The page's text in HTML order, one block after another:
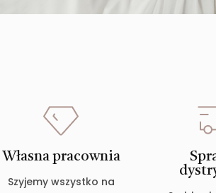
Własna pracownia
Szyjemy wszystko na